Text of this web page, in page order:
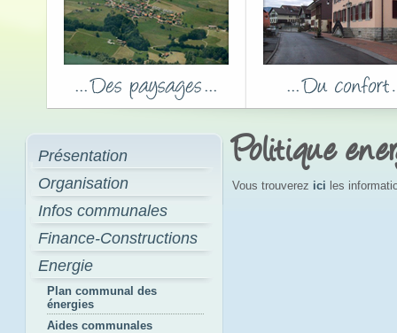
Présentation
Organisation
Infos communales
Finance-Constructions
Energie
Plan communal des
énergies
Aides communales
Politique
Vous trouverez ici les